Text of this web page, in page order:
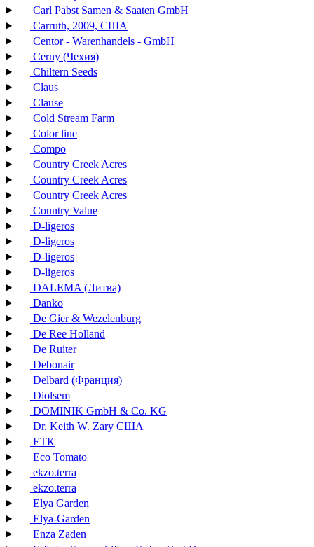
Carl Pabst Samen & Saaten GmbH
Carruth, 2009, США
Centor - Warenhandels - GmbH
Cerny (Чехия)
Chiltern Seeds
Claus
Clause
Cold Stream Farm
Color line
Compo
Country Creek Acres
Country Creek Acres
Country Creek Acres
Country Value
D-ligeros
D-ligeros
D-ligeros
D-ligeros
DALEMA (Литва)
Danko
De Gier & Wezelenburg
De Ree Holland
De Ruiter
Debonair
Delbard (Франция)
Diolsem
DOMINIK GmbH & Co. KG
Dr. Keith W. Zary США
EТК
Eco Tomato
ekzo.terra
ekzo.terra
Elya Garden
Elya-Garden
Enza Zaden